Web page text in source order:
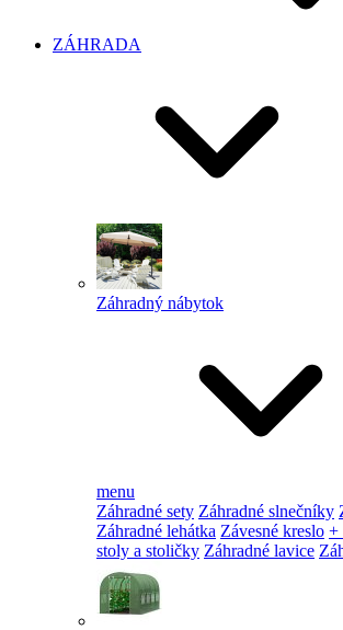
ZÁHRADA
Záhradný nábytok
menu
Záhradné sety Záhradné slnečníky
Záhradné lehátka Závesné kreslo +
stoly a stoličky Záhradné lavice